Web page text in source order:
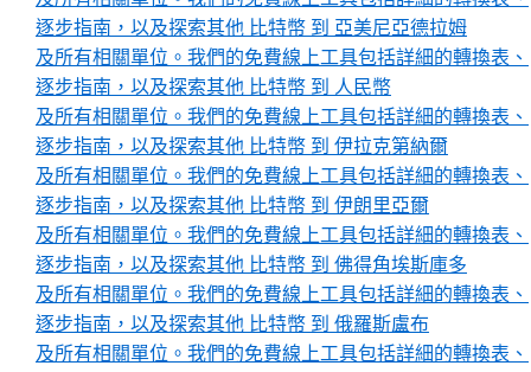
逐步指南，以及探索其他 比特幣 到 亞美尼亞德拉姆
及所有相關單位。我們的免費線上工具包括詳細的轉換表、
逐步指南，以及探索其他 比特幣 到 人民幣
及所有相關單位。我們的免費線上工具包括詳細的轉換表、
逐步指南，以及探索其他 比特幣 到 伊拉克第納爾
及所有相關單位。我們的免費線上工具包括詳細的轉換表、
逐步指南，以及探索其他 比特幣 到 伊朗里亞爾
及所有相關單位。我們的免費線上工具包括詳細的轉換表、
逐步指南，以及探索其他 比特幣 到 佛得角埃斯庫多
及所有相關單位。我們的免費線上工具包括詳細的轉換表、
逐步指南，以及探索其他 比特幣 到 俄羅斯盧布
及所有相關單位。我們的免費線上工具包括詳細的轉換表、